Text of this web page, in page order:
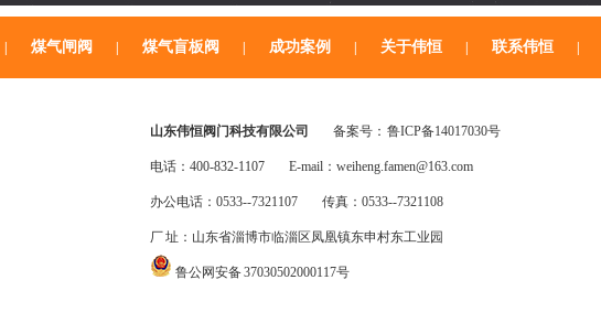
煤气闸阀 煤气盲板阀 成功案例 关于伟恒 联系伟恒
山东伟恒阀门科技有限公司 备案号： 鲁ICP备14017030号
电话：400-832-1107 E-mail：weiheng.famen@163.com
办公电话：0533--7321107 传真：0533--7321108
厂 址：山东省淄博市临淄区凤凰镇东申村东工业园
鲁公网安备 37030502000117号